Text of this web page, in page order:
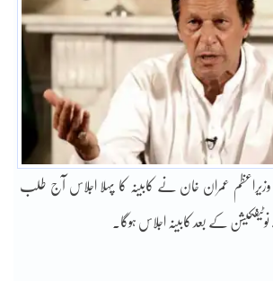
وزیراعظم عمران خان نے کابینہ کا پہلا اجلاس آج طلب
کے بعد کابینہ اجلاس ہوگا۔